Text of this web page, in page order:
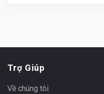
Trợ Giúp
Về chúng tôi